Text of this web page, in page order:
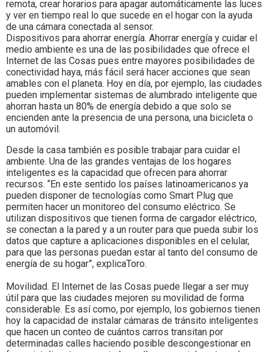
remota, crear horarios para apagar automáticamente las luces
y ver en tiempo real lo que sucede en el hogar con la ayuda
de una cámara conectada al sensor.
Dispositivos para ahorrar energía. Ahorrar energía y cuidar el
medio ambiente es una de las posibilidades que ofrece el
Internet de las Cosas pues entre mayores posibilidades de
conectividad haya, más fácil será hacer acciones que sean
amables con el planeta. Hoy en día, por ejemplo, las ciudades
pueden implementar sistemas de alumbrado inteligente que
ahorran hasta un 80% de energía debido a que solo se
encienden ante la presencia de una persona, una bicicleta o
un automóvil.
Desde la casa también es posible trabajar para cuidar el
ambiente. Una de las grandes ventajas de los hogares
inteligentes es la capacidad que ofrecen para ahorrar
recursos. “En este sentido los países latinoamericanos ya
pueden disponer de tecnologías como Smart Plug que
permiten hacer un monitoreo del consumo eléctrico. Se
utilizan dispositivos que tienen forma de cargador eléctrico,
se conectan a la pared y a un router para que pueda subir los
datos que capture a aplicaciones disponibles en el celular,
para que las personas puedan estar al tanto del consumo de
energía de su hogar”, explicaToro.
Movilidad. El Internet de las Cosas puede llegar a ser muy
útil para que las ciudades mejoren su movilidad de forma
considerable. Es así como, por ejemplo, los gobiernos tienen
hoy la capacidad de instalar cámaras de tránsito inteligentes
que hacen un conteo de cuántos carros transitan por
determinadas calles haciendo posible descongestionar en